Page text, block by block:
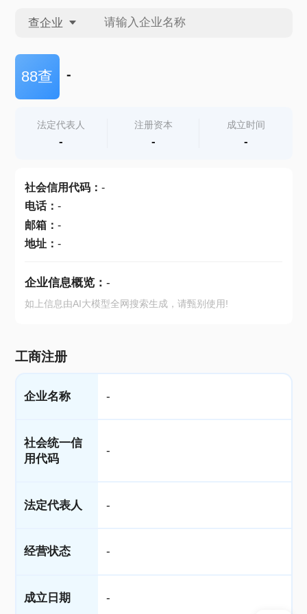
查企业
查企业
查产地
88查 -
法定代表人
-
注册资本
-
成立时间
-
社会信用代码： -
电话： -
邮箱： -
地址： -
企业信息概览： -
如上信息由AI大模型全网搜索生成，请甄别使用!
工商注册
企业名称 -
社会统一信
用代码
-
法定代表人 -
经营状态 -
成立日期 -